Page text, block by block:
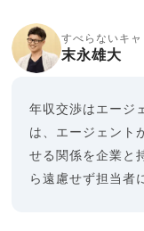
すべらないキ
末永雄大
年収交渉はエージ
は、エージェント
せる関係を企業と
ら遠慮せず担当者